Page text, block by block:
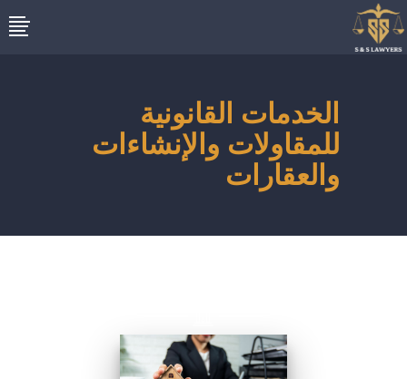
الخدمات القانونية
للمقاولات والإنشاءات
والعقارات